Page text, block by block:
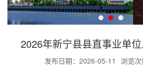
2026年新宁县县直事业单
发布日期：2026-05-11 浏览次